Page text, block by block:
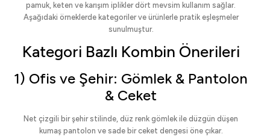
pamuk, keten ve karışım iplikler dört mevsim kullanım sağlar.
Aşağıdaki örneklerde kategoriler ve ürünlerle pratik eşleşmeler
sunulmuştur.
Kategori Bazlı Kombin Önerileri
1) Ofis ve Şehir: Gömlek & Pantolon
& Ceket
Net çizgili bir şehir stilinde, düz renk gömlek ile düzgün düşen
kumaş pantolon ve sade bir ceket dengesi öne çıkar.